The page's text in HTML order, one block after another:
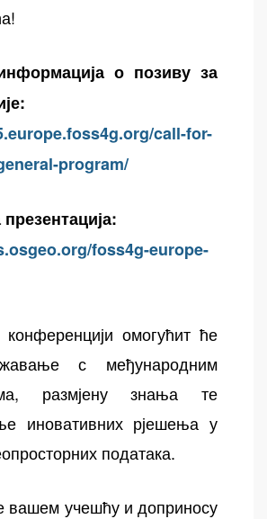
о позиву за
call-for-
program/
foss4g-europe-
омогућит ће
с међународним
размјену знања те
иновативних рјешења у
података.
вашем учешћу и доприносу